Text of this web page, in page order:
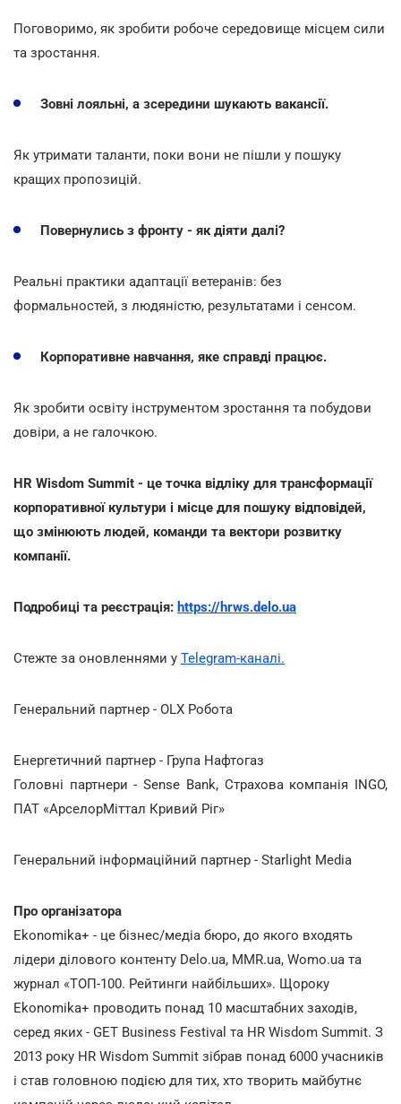
Поговоримо, як зробити робоче середовище місцем сили
та зростання.
Зовні лояльні, а зсередини шукають вакансії.
Як утримати таланти, поки вони не пішли у пошуку
кращих пропозицій.
Повернулись з фронту - як діяти далі?
Реальні практики адаптації ветеранів: без
формальностей, з людяністю, результатами і сенсом.
Корпоративне навчання, яке справді працює.
Як зробити освіту інструментом зростання та побудови
довіри, а не галочкою.
HR Wisdom Summit - це точка відліку для трансформації
корпоративної культури і місце для пошуку відповідей,
що змінюють людей, команди та вектори розвитку
компанії.
Подробиці та реєстрація: https://hrws.delo.ua
Стежте за оновленнями у Telegram-каналі.
Генеральний партнер - OLX Робота
Енергетичний партнер - Група Нафтогаз
Головні партнери - Sense Bank, Страхова компанія INGO,
ПАТ «АрселорМіттал Кривий Ріг»
Генеральний інформаційний партнер - Starlight Media
Про організатора
Ekonomika+ - це бізнес/медіа бюро, до якого входять
лідери ділового контенту Delo.ua, MMR.ua, Womo.ua та
журнал «ТОП-100. Рейтинги найбільших». Щороку
Ekonomika+ проводить понад 10 масштабних заходів,
серед яких - GET Business Festival та HR Wisdom Summit. З
2013 року HR Wisdom Summit зібрав понад 6000 учасників
і став головною подією для тих, хто творить майбутнє